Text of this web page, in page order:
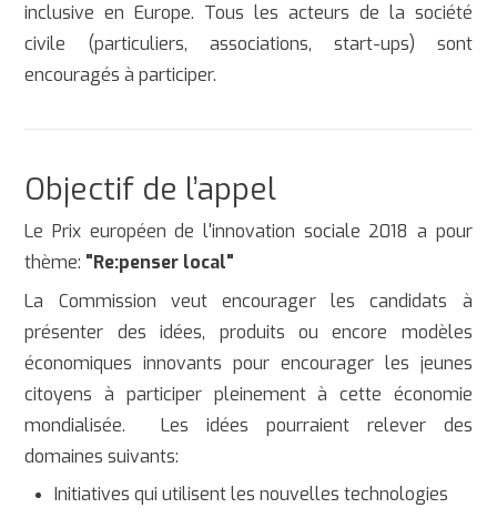
inclusive en Europe. Tous les acteurs de la société
civile (particuliers, associations, start-ups) sont
encouragés à participer.
Objectif de l’appel
Le Prix européen de l'innovation sociale 2018 a pour
thème: "Re:penser local"
La Commission veut encourager les candidats à
présenter des idées, produits ou encore modèles
économiques innovants pour encourager les jeunes
citoyens à participer pleinement à cette économie
mondialisée. Les idées pourraient relever des
domaines suivants:
Initiatives qui utilisent les nouvelles technologies